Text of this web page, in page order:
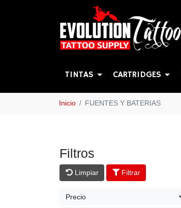
TINTAS CARTRIDGES
Inicio FUENTES Y BATERIAS
Filtros
Limpiar Filtrar
Precio